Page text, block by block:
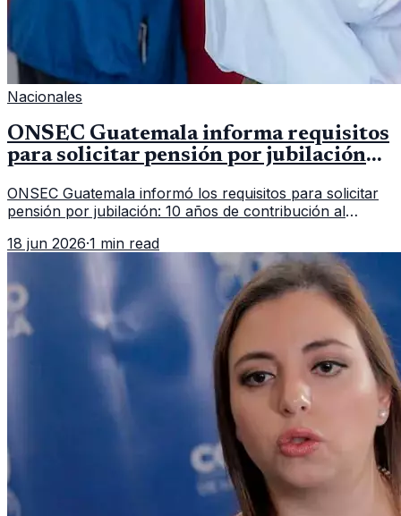
Nacionales
ONSEC Guatemala informa requisitos
para solicitar pensión por jubilación
ONSEC Guatemala informó los requisitos para solicitar
pensión por jubilación: 10 años de contribución al
importar edad.
18 jun 2026·1 min read